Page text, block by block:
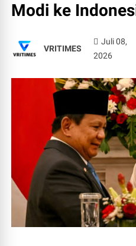
Modi ke
VRITIMES
Juli 08,
2026